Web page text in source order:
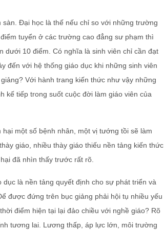
Đại học là thế nếu chỉ so với những trường
tuyển ở các trường cao đẳng sư phạm thì
dưới 10 điểm. Có nghĩa là sinh viên chỉ cần đạt
đến với hệ thống giáo dục khi những sinh viên
Với hành trang kiến thức như vậy những
kế tiếp trong suốt cuộc đời làm giáo viên của
một số bệnh nhân, một vị tướng tồi sẽ làm
giáo, nhiều thày giáo thiếu nền tảng kiến thức
đã nhìn thấy trước rất rõ.
là nền tảng quyết định cho sự phát triển và
được đứng trên bục giảng phải hội tụ nhiều yếu
điểm hiện tại lại đảo chiều với nghề giáo? Rõ
tương lai. Lương thấp, áp lực lớn, môi trường